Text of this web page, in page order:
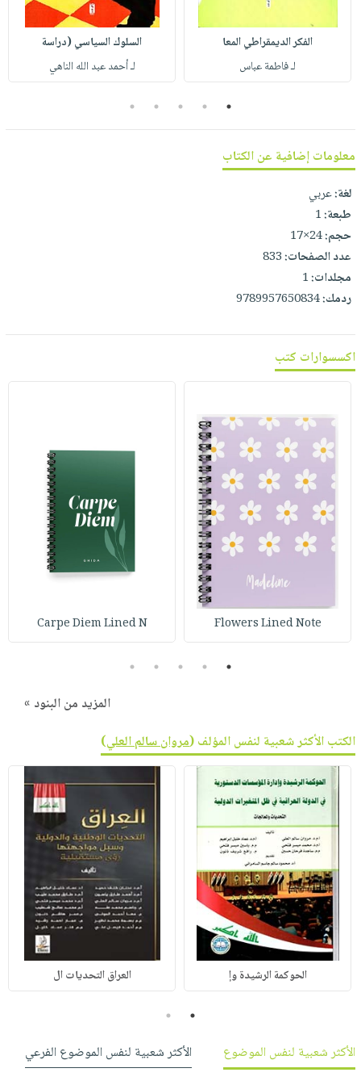
أطفال
مناسبات
أسئلة
طرحها
نيل
وفرات
انشر
كتابك
تواصل
معنا
عربة
التسوق
نشرة
الفكر الديمقراطي المعا
لـ فاطمة عباس
السلوك السياسي (دراسة
لـ أحمد عبد الله الناهي
1
2
3
4
5
معلومات إضافية عن الكتاب
لغة:عربي
طبعة:1
حجم:24×17
عدد الصفحات:833
مجلدات:1
ردمك:9789957650834
اكسسوارات كتب
Flowers Lined Note
Carpe Diem Lined N
1
2
3
4
5
المزيد من البنود »
الكتب الأكثر شعبية لنفس المؤلف (مروان سالم العلي)
الحوكمة الرشيدة وإ العراق التحديات ال
1
2
الأكثر شعبية لنفس الموضوع
الأكثر شعبية لنفس الموضوع الفرعي